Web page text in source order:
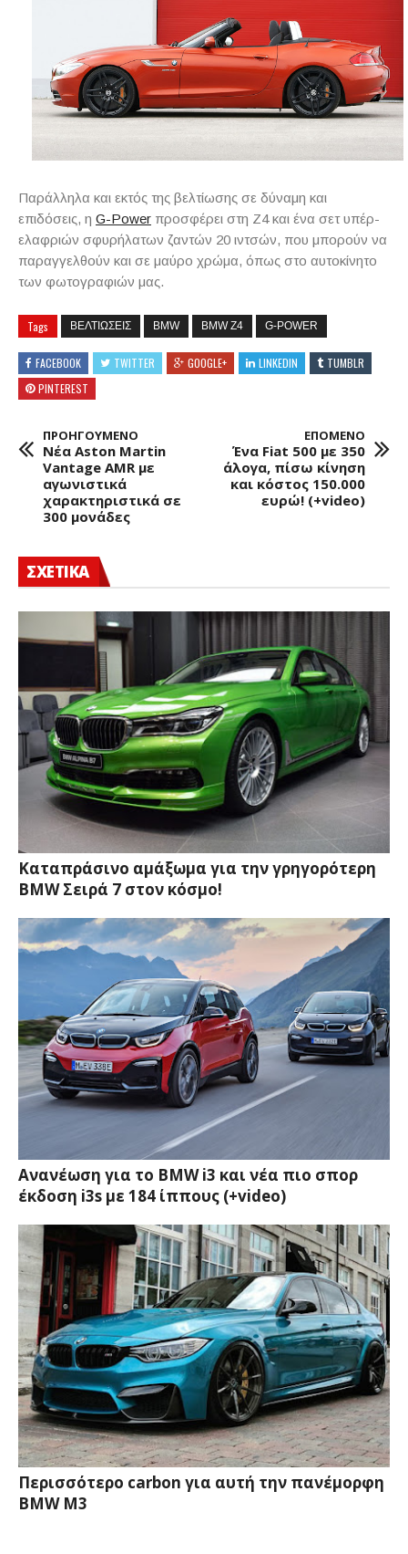
Παράλληλα και εκτός της βελτίωσης σε δύναμη και
επιδόσεις, η G-Power προσφέρει στη Z4 και ένα σετ υπέρ-
ελαφριών σφυρήλατων ζαντών 20 ιντσών, που μπορούν να
παραγγελθούν και σε μαύρο χρώμα, όπως στο αυτοκίνητο
των φωτογραφιών μας.
Tags ΒΕΛΤΙΩΣΕΙΣ BMW BMW Z4 G-POWER
FACEBOOK TWITTER GOOGLE+ LINKEDIN
TUMBLR
PINTEREST
ΠΡΟΗΓΟΥΜΕΝΟ
Νέα Aston Martin
Vantage AMR με
αγωνιστικά
χαρακτηριστικά σε
300 μονάδες
ΕΠΟΜΕΝΟ
Ένα Fiat 500 με 350
άλογα, πίσω κίνηση
και κόστος 150.000
ευρώ! (+video)
ΣΧΕΤΙΚΑ
Καταπράσινο αμάξωμα για την γρηγορότερη
BMW Σειρά 7 στον κόσμο!
Ανανέωση για το BMW i3 και νέα πιο σπορ
έκδοση i3s με 184 ίππους (+video)
Περισσότερο carbon για αυτή την πανέμορφη
BMW M3